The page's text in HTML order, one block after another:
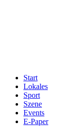
Start
Lokales
Sport
Szene
Events
E-Paper